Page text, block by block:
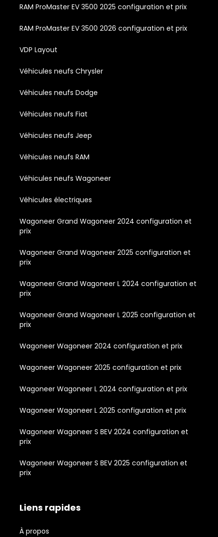
RAM ProMaster EV 3500 2025 configuration et prix
RAM ProMaster EV 3500 2026 configuration et prix
VDP Layout
Véhicules neufs Chrysler
Véhicules neufs Dodge
Véhicules neufs Fiat
Véhicules neufs Jeep
Véhicules neufs RAM
Véhicules neufs Wagoneer
Véhicules électriques
Wagoneer Grand Wagoneer 2024 configuration et
prix
Wagoneer Grand Wagoneer 2025 configuration et
prix
Wagoneer Grand Wagoneer L 2024 configuration et
prix
Wagoneer Grand Wagoneer L 2025 configuration et
prix
Wagoneer Wagoneer 2024 configuration et prix
Wagoneer Wagoneer 2025 configuration et prix
Wagoneer Wagoneer L 2024 configuration et prix
Wagoneer Wagoneer L 2025 configuration et prix
Wagoneer Wagoneer S BEV 2024 configuration et
prix
Wagoneer Wagoneer S BEV 2025 configuration et
prix
Liens rapides
À propos